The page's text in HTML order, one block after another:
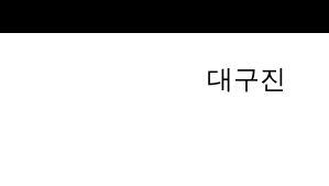
대구진